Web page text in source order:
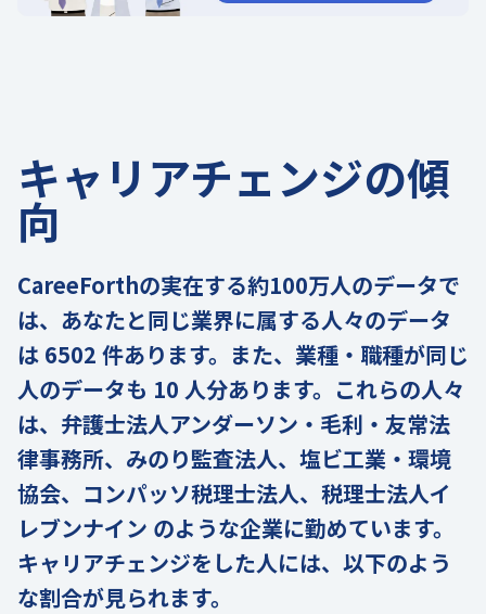
キャリアチェンジの傾
向
CareeForthの実在する約100万人のデータで
は、あなたと同じ業界に属する人々のデータ
は 6502 件あります。また、業種・職種が同じ
人のデータも 10 人分あります。これらの人々
は、弁護士法人アンダーソン・毛利・友常法
律事務所、みのり監査法人、塩ビ工業・環境
協会、コンパッソ税理士法人、税理士法人イ
レブンナイン のような企業に勤めています。
キャリアチェンジをした人には、以下のよう
な割合が見られます。